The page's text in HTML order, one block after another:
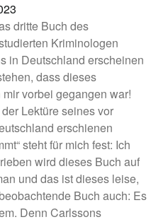
dritte Buch des
Kriminologen
in Deutschland erscheinen
dass dieses
vorbei gegangen war!
Lektüre seines vor
erschienen
steht für mich fest: Ich
wird dieses Buch auf
und das ist dieses leise,
Buch auch: Es
Denn Carlssons